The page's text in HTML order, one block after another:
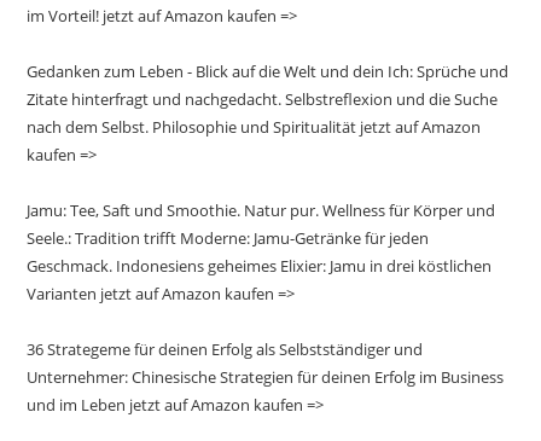
im Vorteil! jetzt auf Amazon kaufen =>
Gedanken zum Leben - Blick auf die Welt und dein Ich: Sprüche und
Zitate hinterfragt und nachgedacht. Selbstreflexion und die Suche
nach dem Selbst. Philosophie und Spiritualität jetzt auf Amazon
kaufen =>
Jamu: Tee, Saft und Smoothie. Natur pur. Wellness für Körper und
Seele.: Tradition trifft Moderne: Jamu-Getränke für jeden
Geschmack. Indonesiens geheimes Elixier: Jamu in drei köstlichen
Varianten jetzt auf Amazon kaufen =>
36 Strategeme für deinen Erfolg als Selbstständiger und
Unternehmer: Chinesische Strategien für deinen Erfolg im Business
und im Leben jetzt auf Amazon kaufen =>